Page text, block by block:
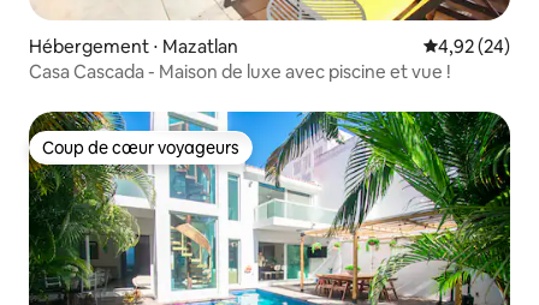
Hébergement ⋅ Mazatlan Évaluation
4,92 (24)
Casa Cascada - Maison de luxe avec piscine et vue !
Coup de cœur voyageurs
Coup de cœur voyageurs